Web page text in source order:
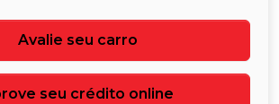
Avalie seu carro
seu crédito online